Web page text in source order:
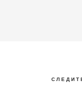
С Л Е Д И